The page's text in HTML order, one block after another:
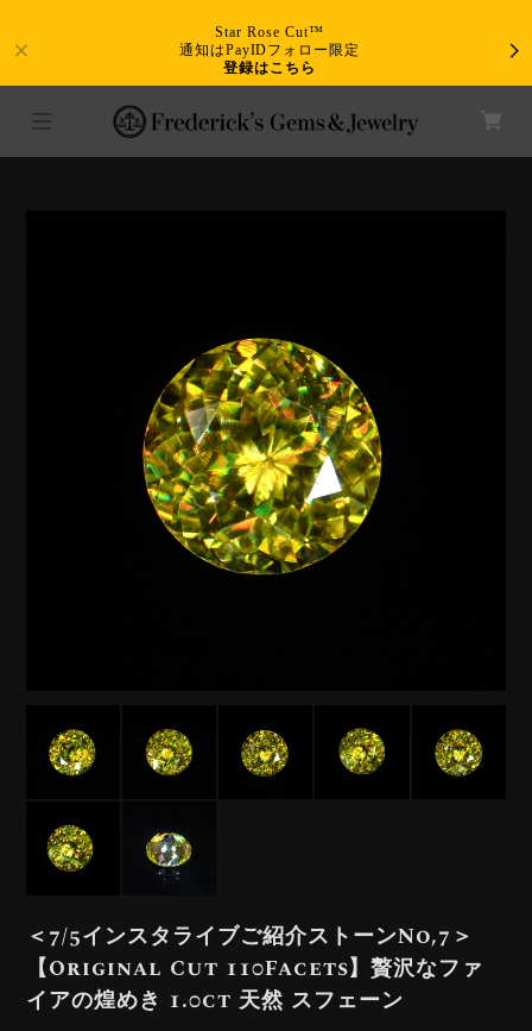
Star Rose Cut™
通知はPayIDフォロー限定
登録はこちら
＜7/5インスタライブご紹介ストーンNo,7＞
【Original Cut 110Facets】贅沢なファ
イアの煌めき 1.0ct 天然 スフェーン